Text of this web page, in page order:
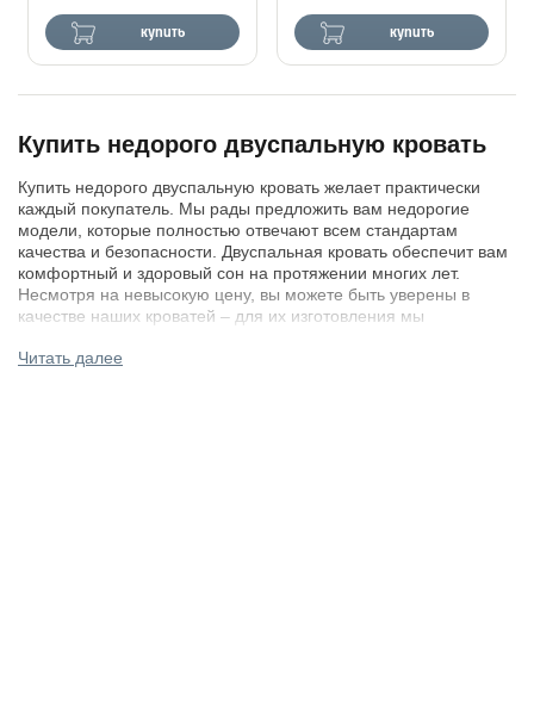
купить купить
Купить недорого двуспальную кровать
Купить недорого двуспальную кровать желает практически
каждый покупатель. Мы рады предложить вам недорогие
модели, которые полностью отвечают всем стандартам
качества и безопасности. Двуспальная кровать обеспечит вам
комфортный и здоровый сон на протяжении многих лет.
Несмотря на невысокую цену, вы можете быть уверены в
качестве наших кроватей – для их изготовления мы
материалы.
Читать далее